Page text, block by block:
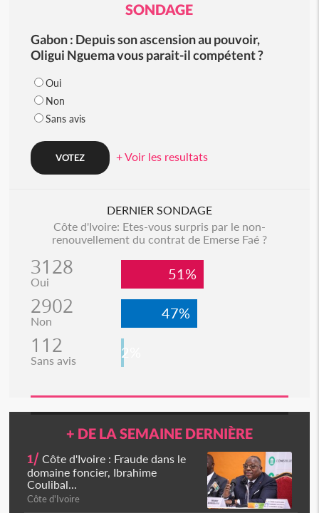
SONDAGE
Gabon : Depuis son ascension au pouvoir,
Oligui Nguema vous parait-il compétent ?
Oui
Non
Sans avis
+ Voir les resultats
DERNIER SONDAGE
Côte d'Ivoire: Etes-vous surpris par le non-
renouvellement du contrat de Emerse Faé ?
3128
Oui 51%
2902
Non 47%
112
Sans avis 2%
+ DE LA SEMAINE DERNIÈRE
1/ Côte d'Ivoire : Fraude dans le
domaine foncier, Ibrahime
Coulibal...
Côte d'Ivoire